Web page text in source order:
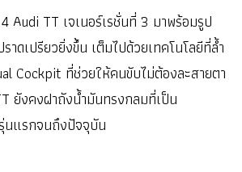
Audi TT เจเนอร์เรชั่นที่ 3 มาพร้อมรูป
ดเปรียวยิ่งขึ้น เต็มไปด้วยเทคโนโลยีที่ล้ำ
Cockpit ที่ช่วยให้คนขับไม่ต้องละสายตา
ยังคงฝาถังน้ำมันทรงกลมที่เป็น
แรกจนถึงปัจจุบัน